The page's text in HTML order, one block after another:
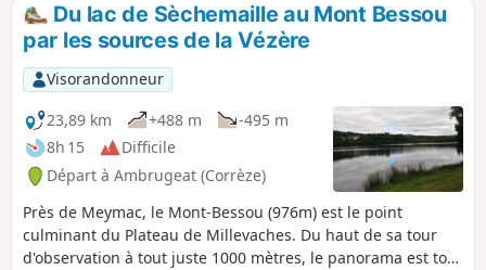
Du lac de Sèchemaille au Mont Bessou
par les sources de la Vézère
Visorandonneur
23,89 km
+488 m
-495 m
8h 15
Difficile
Départ à Ambrugeat (Corrèze)
Près de Meymac, le Mont-Bessou (976m) est le point
culminant du Plateau de Millevaches. Du haut de sa tour
d'observation à tout juste 1000 mètres, le panorama est tout